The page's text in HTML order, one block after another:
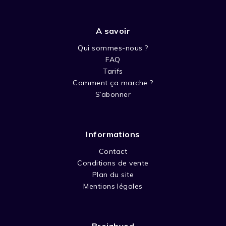
A savoir
Qui sommes-nous ?
FAQ
Tarifs
Comment ça marche ?
S’abonner
Informations
Contact
Conditions de vente
Plan du site
Mentions légales